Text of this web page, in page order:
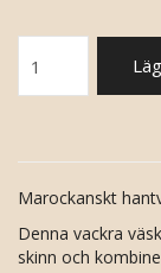
Marockanskt
Denna vackra
skinn och